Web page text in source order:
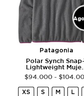
Patagonia
Polar Synch
Lightweight
$94.000 - $
XS S M L